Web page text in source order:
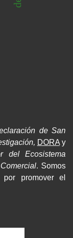
de San
DORAy
del Ecosistema
. Somos
promover el